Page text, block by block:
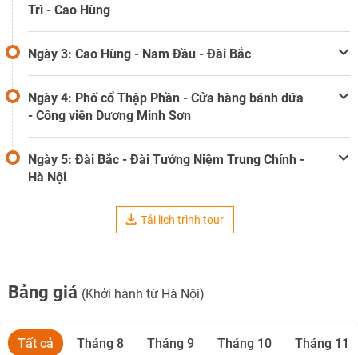
Trì - Cao Hùng
Ngày 3: Cao Hùng - Nam Đầu - Đài Bắc
Ngày 4: Phố cổ Thập Phần - Cửa hàng bánh dứa
- Công viên Dương Minh Sơn
Ngày 5: Đài Bắc - Đài Tưởng Niệm Trung Chính -
Hà Nội
Tải lịch trình tour
Bảng giá (Khởi hành từ Hà Nội)
Tất cả Tháng 8 Tháng 9 Tháng 10 Tháng 11